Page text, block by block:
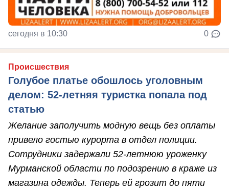
сегодня в 10:30 0
Происшествия
Голубое платье обошлось уголовным
делом: 52-летняя туристка попала под
статью
Желание заполучить модную вещь без оплаты
привело гостью курорта в отдел полиции.
Сотрудники задержали 52-летнюю уроженку
Мурманской области по подозрению в краже из
магазина одежды. Теперь ей грозит до пяти